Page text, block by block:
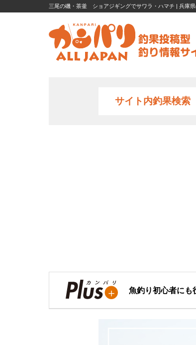
三尾の磯・茶釜 ショアジギングでサワラ・ハマチ | 兵庫
サイト内釣果検索
魚釣り初心者にも